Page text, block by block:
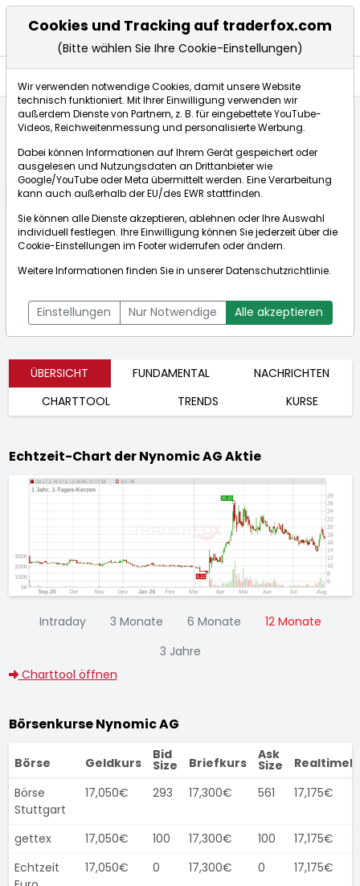
Börse:
DE000A0MSN11]
Aktienkurse
Bid:17,050€Ask:17,300€
ÜBERSICHT FUNDAMENTAL
NACHRICHTEN
CHARTTOOL
TRENDS KURSE
Echtzeit-Chart der Nynomic AG Aktie
Intraday 3 Monate 6 Monate
12 Monate
3 Jahre
Charttool öffnen
Börsenkurse Nynomic AG
Börse Geldkurs
Bid
Size Briefkurs
Ask
Size
Börse
Stuttgart
17,050€ 293 17,300€ 561 17,175€
gettex 17,050€ 100 17,300€ 100
17,175€
Echtzeit
17,050€ 0 17,300€ 0 17,175€
Cookies und Tracking auf traderfox.com
(Bitte wählen Sie Ihre Cookie-Einstellungen)
Wir verwenden notwendige Cookies, damit unsere Website
technisch funktioniert. Mit Ihrer Einwilligung verwenden wir
außerdem Dienste von Partnern, z. B. für eingebettete YouTube-
Videos, Reichweitenmessung und personalisierte Werbung.
Dabei können Informationen auf Ihrem Gerät gespeichert oder
ausgelesen und Nutzungsdaten an Drittanbieter wie
Google/YouTube oder Meta übermittelt werden. Eine Verarbeitung
kann auch außerhalb der EU/des EWR stattfinden.
Sie können alle Dienste akzeptieren, ablehnen oder Ihre Auswahl
individuell festlegen. Ihre Einwilligung können Sie jederzeit über die
Cookie-Einstellungen im Footer widerrufen oder ändern.
Weitere Informationen finden Sie in unsererDatenschutzrichtlinie.
Einstellungen Nur Notwendige Alle akzeptieren